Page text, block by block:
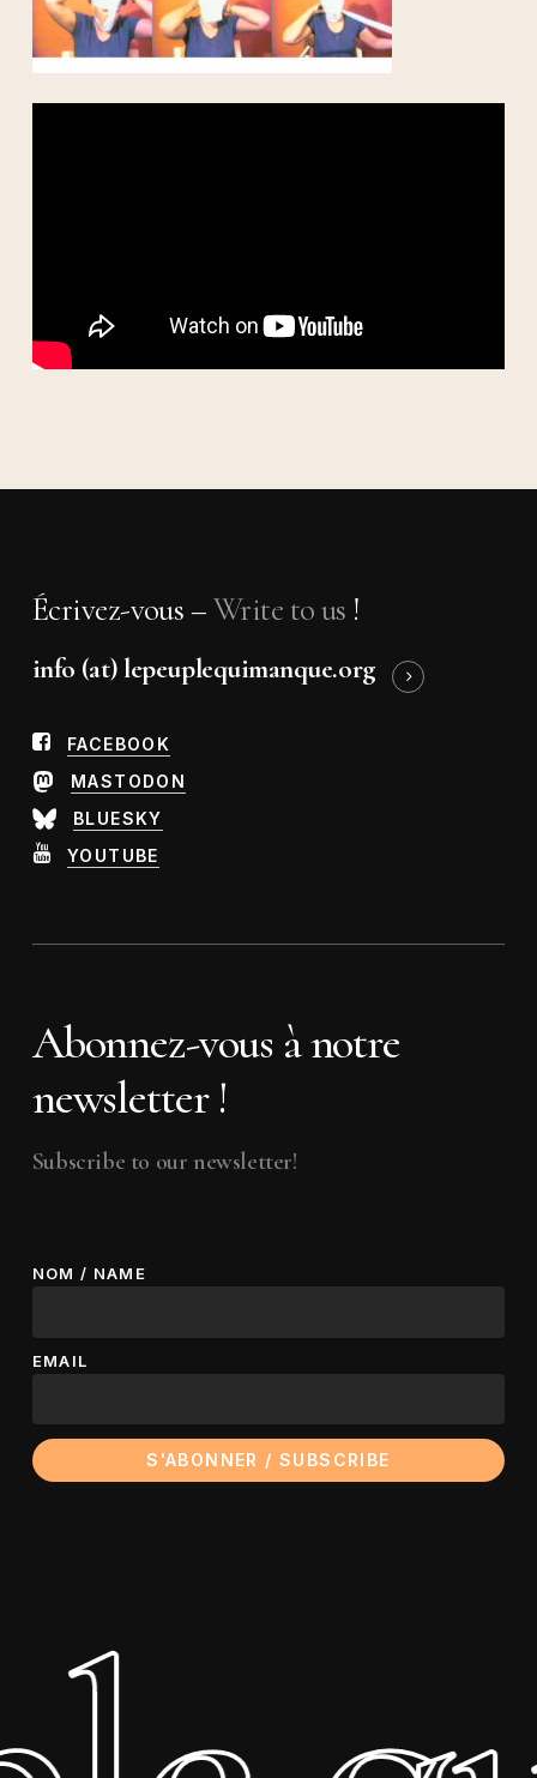
Écrivez-vous –Write to us !
info (at) lepeuplequimanque.org
FACEBOOK
MASTODON
BLUESKY
YOUTUBE
Abonnez-vous à notre
newsletter !
Subscribe to our newsletter!
NOM / NAME
EMAIL